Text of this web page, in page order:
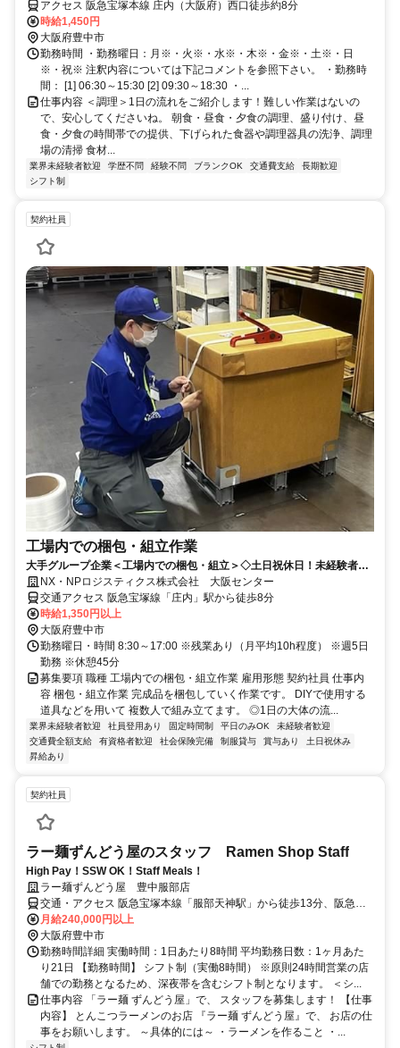
アクセス 阪急宝塚本線 庄内（大阪府）西口徒歩約8分
時給1,450円
大阪府豊中市
勤務時間 ・勤務曜日：月※・火※・水※・木※・金※・土※・日
※・祝※ 注釈内容については下記コメントを参照下さい。 ・勤務時
間： [1] 06:30～15:30 [2] 09:30～18:30 ・...
仕事内容 ＜調理＞1日の流れをご紹介します！難しい作業はないの
で、安心してくださいね。 朝食・昼食・夕食の調理、盛り付け、昼
食・夕食の時間帯での提供、下げられた食器や調理器具の洗浄、調理
場の清掃 食材...
業界未経験者歓迎 学歴不問 経験不問 ブランクOK 交通費支給
長期歓迎
シフト制
契約社員
工場内での梱包・組立作業
大手グループ企業＜工場内での梱包・組立＞◇土日祝休日！未経験者歓
迎◇充実の福利厚生♪
NX・NPロジスティクス株式会社 大阪センター
交通アクセス 阪急宝塚線「庄内」駅から徒歩8分
時給1,350円以上
大阪府豊中市
勤務曜日・時間 8:30～17:00 ※残業あり（月平均10h程度） ※週5日
勤務 ※休憩45分
募集要項 職種 工場内での梱包・組立作業 雇用形態 契約社員 仕事内
容 梱包・組立作業 完成品を梱包していく作業です。 DIYで使用する
道具などを用いて 複数人で組み立てます。 ◎1日の大体の流...
業界未経験者歓迎 社員登用あり 固定時間制 平日のみOK
未経験者歓迎
交通費全額支給
有資格者歓迎 社会保険完備 制服貸与 賞与あり
土日祝休み
昇給あり
契約社員
ラー麺ずんどう屋のスタッフ Ramen Shop Staff
High Pay！SSW OK！Staff Meals！
ラー麺ずんどう屋 豊中服部店
交通・アクセス 阪急宝塚本線「服部天神駅」から徒歩13分、阪急宝
塚本線「庄内駅」から徒歩15分
月給240,000円以上
大阪府豊中市
勤務時間詳細 実働時間：1日あたり8時間 平均勤務日数：1ヶ月あた
り21日 【勤務時間】 シフト制（実働8時間） ※原則24時間営業の店
舗での勤務となるため、深夜帯を含むシフト制となります。 ＜シ...
仕事内容 「ラー麺 ずんどう屋」で、 スタッフを募集します！ 【仕事
内容】 とんこつラーメンのお店 『ラー麺 ずんどう屋』で、 お店の仕
事をお願いします。 ～具体的には～ ・ラーメンを作ること ・...